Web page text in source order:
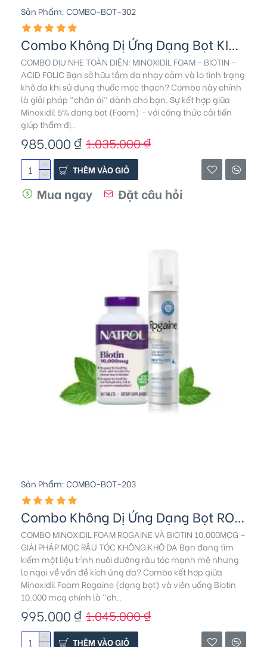
Sản Phẩm:COMBO-BOT-302
Combo Không Dị Ứng Dạng Bọt KIRKLAND - Biotin & Folic
COMBO DỊU NHẸ TOÀN DIỆN: MINOXIDIL FOAM - BIOTIN -
ACID FOLIC Bạn sở hữu tắm da nhạy cảm và lo tình trạng
khô da khi sử dụng thuốc mọc thạch? Combo này chính
là giải pháp "chân ái" dành cho bạn. Sự kết hợp giữa
Minoxidil 5% dạng bọt (Foam) - với công thức cải tiến
giúp thẩm đị..
985.000 ₫ 1.035.000 ₫
THÊM VÀO GIỎ
Mua ngay Đặt câu hỏi
Sản Phẩm:COMBO-BOT-203
Combo Không Dị Ứng Dạng Bọt ROGAINE - Biotin
COMBO MINOXIDIL FOAM ROGAINE VÀ BIOTIN 10.000MCG –
GIẢI PHÁP MỌC RÂU TÓC KHÔNG KHÔ DA Bạn đang tìm
kiếm một liệu trình nuôi dưỡng râu tóc mạnh mẽ nhưng
lo ngại về vấn đề kích ứng da? Combo kết hợp giữa
Minoxidil Foam Rogaine (dạng bọt) và viên uống Biotin
10.000 mcg chính là "ch..
995.000 ₫ 1.045.000 ₫
THÊM VÀO GIỎ